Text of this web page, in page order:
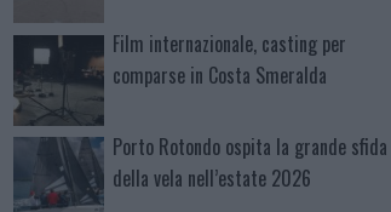
Film internazionale, casting per
comparse in Costa Smeralda
Porto Rotondo ospita la grande sfida
della vela nell’estate 2026